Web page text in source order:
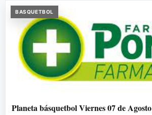
BASQUETBOL
Planeta básquetbol Viernes 07 de Agosto